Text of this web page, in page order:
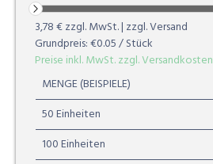
3,78 €zzgl. MwSt. | zzgl. Versand
Grundpreis:€0.05/ Stück
Preise inkl. MwSt. zzgl. Versandkosten
MENGE (BEISPIELE)
50 Einheiten
100 Einheiten